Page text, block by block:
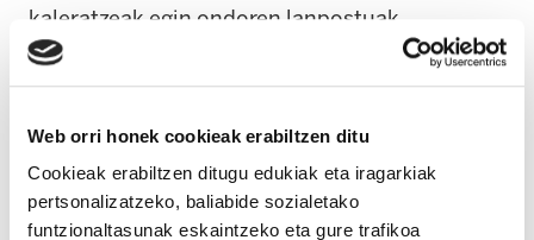
Web orri honek cookieak erabiltzen ditu
Cookieak erabiltzen ditugu edukiak eta iragarkiak
pertsonalizatzeko, baliabide sozialetako
funtzionaltasunak eskaintzeko eta gure trafikoa
kaleratzeak egin ondoren lanpostuak
terziarizatzen jartzeko baimena, aldi baterako
gutxieneko lan-aldia murriztea eta plataforma
kontratuak daudela pentsatzeko aukera
murriztuz. Horrez gain, ordu-banku indibidual